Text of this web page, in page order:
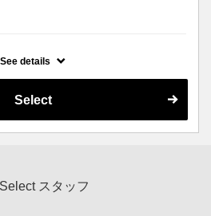
See details
Select
Select スタッフ